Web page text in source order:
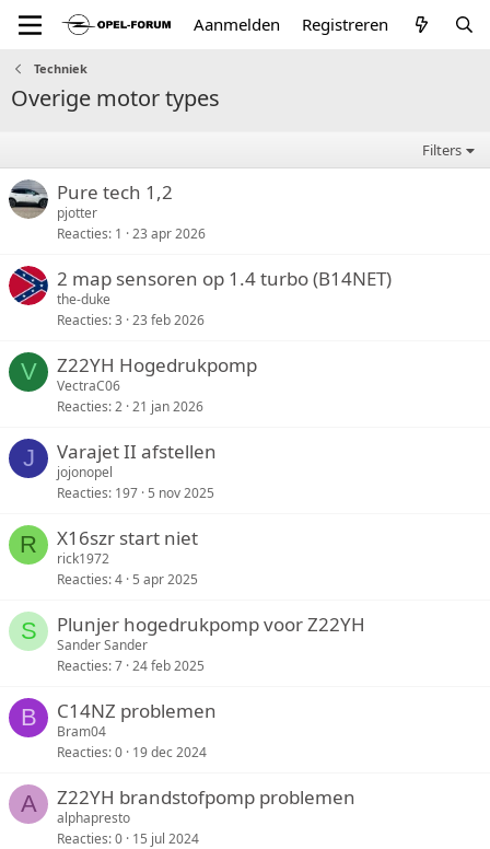
Aanmelden Registreren
Techniek
Overige motor types
Filters
Pure tech 1,2
pjotter
Reacties 1 23 apr 2026
2 map sensoren op 1.4 turbo (B14NET)
the-duke
Reacties 3 23 feb 2026
V Z22YH Hogedrukpomp
VectraC06
Reacties 2 21 jan 2026
J Varajet II afstellen
jojonopel
Reacties 197 5 nov 2025
R X16szr start niet
rick1972
Reacties 4 5 apr 2025
S Plunjer hogedrukpomp voor Z22YH
Sander Sander
Reacties 7 24 feb 2025
B C14NZ problemen
Bram04
Reacties 0 19 dec 2024
A Z22YH brandstofpomp problemen
alphapresto
Reacties 0 15 jul 2024